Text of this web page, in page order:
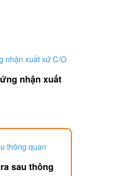
nhận xuất
sau thông